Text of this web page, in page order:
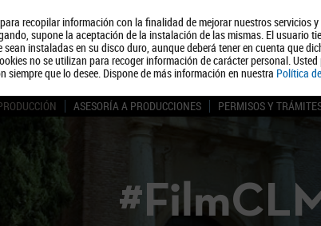
recopilar información con la finalidad de mejorar nuestros servicios
supone la aceptación de la instalación de las mismas. El usuario
instaladas en su disco duro, aunque deberá tener en cuenta que
no se utilizan para recoger información de carácter personal.
que lo desee. Dispone de más información en nuestra Política
Quiénes somos
ASESORÍA A PRODUCCIONES PERMISOS Y